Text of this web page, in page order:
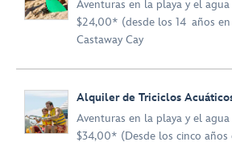
Aventuras en la playa y el agua
$24,00* (desde los 14 años
Castaway Cay
Alquiler de Triciclos
Aventuras en la playa y el agua
$34,00* (Desde los cinco años